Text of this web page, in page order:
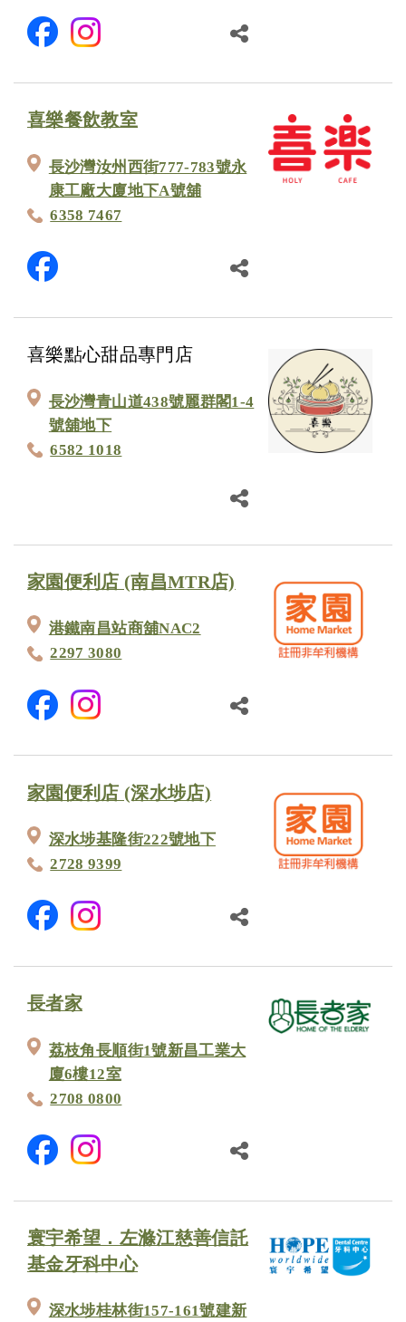
喜樂餐飲教室
長沙灣汝州西街777-783號永
康工廠大廈地下A號舖
6358 7467
喜樂點心甜品專門店
長沙灣青山道438號麗群閣1-4
號舖地下
6582 1018
家園便利店 (南昌MTR店)
港鐵南昌站商舖NAC2
2297 3080
家園便利店 (深水埗店)
深水埗基隆街222號地下
2728 9399
長者家
荔枝角長順街1號新昌工業大
廈6樓12室
2708 0800
寰宇希望．左滌江慈善信託
基金牙科中心
深水埗桂林街157-161號建新